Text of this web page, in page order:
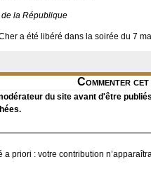
la République
a été libéré dans la soirée du 7
Commenter
du site avant d'être
a priori : votre contribution